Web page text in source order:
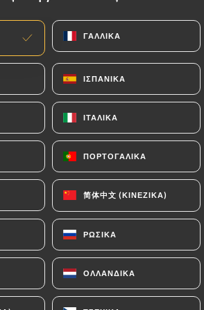
ΓΑΛΛΙΚΆ
ΙΣΠΑΝΙΚΆ
ΙΤΑΛΙΚΆ
ΠΟΡΤΟΓΑΛΙΚΆ
简体中文 (ΚΙΝΈΖΙΚΑ)
ΡΩΣΙΚΆ
ΟΛΛΑΝΔΙΚΆ
L'Adresse
ΓΑΛΛΙΚΆ
ΙΣΠΑΝΙΚΆ
ΙΤΑΛΙΚΆ
ΠΟΡΤΟΓΑΛΙΚΆ
简体中文 (ΚΙΝΈΖΙΚΑ)
ΡΩΣΙΚΆ
ΟΛΛΑΝΔΙΚΆ